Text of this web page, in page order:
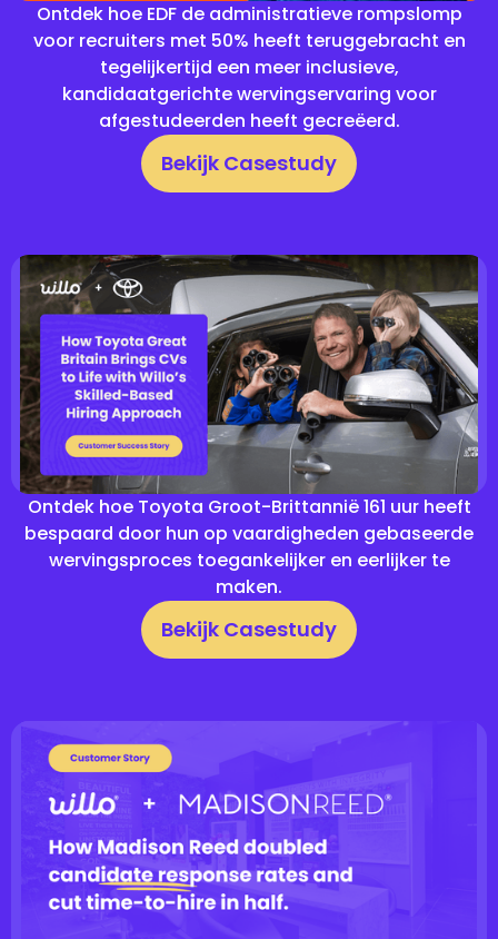
Ontdek hoe EDF de administratieve rompslomp
voor recruiters met 50% heeft teruggebracht en
tegelijkertijd een meer inclusieve,
kandidaatgerichte wervingservaring voor
afgestudeerden heeft gecreëerd.
Bekijk Casestudy
Ontdek hoe Toyota Groot-Brittannië 161 uur heeft
bespaard door hun op vaardigheden gebaseerde
wervingsproces toegankelijker en eerlijker te
maken.
Bekijk Casestudy